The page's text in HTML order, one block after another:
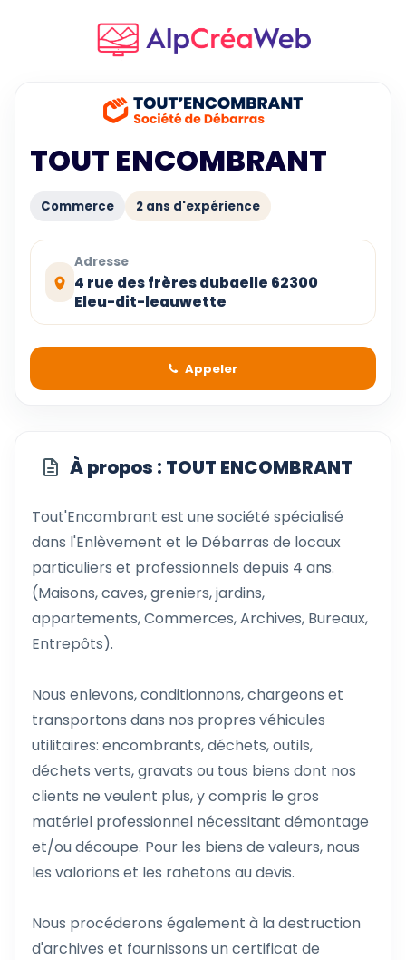
TOUT ENCOMBRANT
Commerce 2 ans d'expérience
Adresse
4 rue des frères dubaelle 62300
Eleu-dit-leauwette
Appeler
À propos : TOUT ENCOMBRANT
Tout'Encombrant est une société spécialisé
dans l'Enlèvement et le Débarras de locaux
particuliers et professionnels depuis 4 ans.
(Maisons, caves, greniers, jardins,
appartements, Commerces, Archives, Bureaux,
Entrepôts).
Nous enlevons, conditionnons, chargeons et
transportons dans nos propres véhicules
utilitaires: encombrants, déchets, outils,
déchets verts, gravats ou tous biens dont nos
clients ne veulent plus, y compris le gros
matériel professionnel nécessitant démontage
et/ou découpe. Pour les biens de valeurs, nous
les valorions et les rahetons au devis.
Nous procéderons également à la destruction
d'archives et fournissons un certificat de